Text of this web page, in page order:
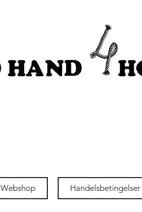
Webshop Handelsbetingelser